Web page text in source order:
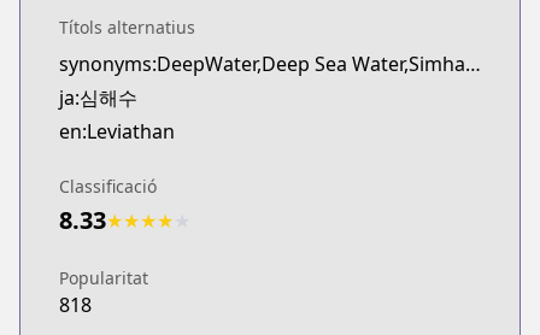
Títols alternatius
synonyms:DeepWater,Deep Sea Water,Simhaesu
ja:심해수
en:Leviathan
Classificació
8.33★★★★
Popularitat
818